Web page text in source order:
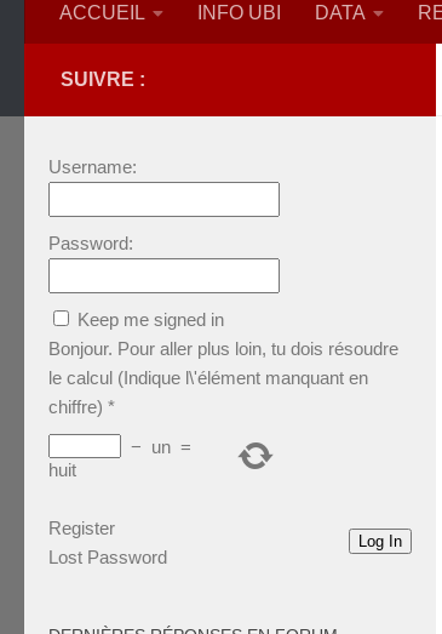
ACCUEIL INFO UBI DATA
SUIVRE :
Username:
Password:
Keep me signed in
Bonjour. Pour aller plus loin, tu dois résoudre
le calcul (Indique l\'élément manquant en
chiffre) *
− un =
huit
Log In
Register
Lost Password